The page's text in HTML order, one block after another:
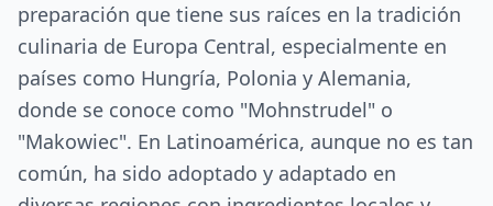
preparación que tiene sus raíces en la tradición
culinaria de Europa Central, especialmente en
países como Hungría, Polonia y Alemania,
donde se conoce como "Mohnstrudel" o
"Makowiec". En Latinoamérica, aunque no es tan
común, ha sido adoptado y adaptado en